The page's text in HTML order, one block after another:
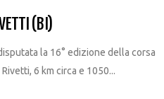
(BI)
la 16° edizione della corsa
6 km circa e 1050...